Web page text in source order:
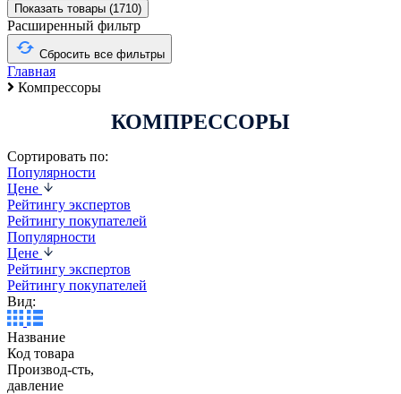
Показать товары (1710)
Расширенный фильтр
Сбросить все фильтры
Главная
Компрессоры
КОМПРЕССОРЫ
Сортировать по:
Популярности
Цене
Рейтингу экспертов
Рейтингу покупателей
Популярности
Цене
Рейтингу экспертов
Рейтингу покупателей
Вид:
Название
Код товара
Производ-сть,
давление